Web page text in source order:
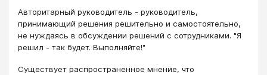
Авторитарный руководитель - руководитель,
принимающий решения решительно и самостоятельно,
не нуждаясь в обсуждении решений с сотрудниками. "Я
решил - так будет. Выполняйте!"
Существует распространенное мнение, что